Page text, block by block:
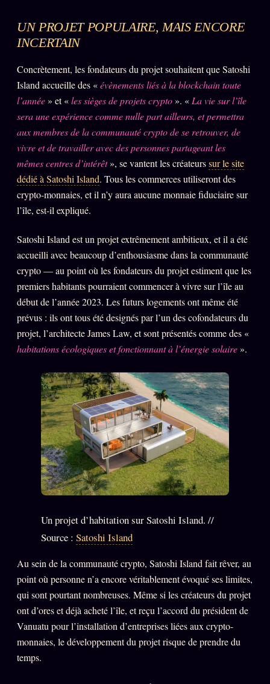
BRAQUAGE
Compte Suspendu 2024
Les Limites2025
Le procès Brigitte Macron
Catalogue
ZS Bundle
Références
L'Association
S'abonner GRATUIT
Cercle Privé 30€/M
Mécène
Témoignages85 000
Lectures des sœurs
Bienvenue nouveau membre
Manifeste pricing
Se connecter
Z/S SYSTEMS LINEAGE 10 ANS
BRAINS MODELS
GENERIC ARCHITECTS
Archives SMK
SMK Manifeste
Gossip Manifeste
Gossip Pacte
UN PROJET POPULAIRE, MAIS ENCORE
INCERTAIN
Concrètement, les fondateurs du projet souhaitent que Satoshi
Island accueille des «évènements liés à la blockchain toute
l’année» et «les sièges de projets crypto». « La vie sur l’île
sera une expérience comme nulle part ailleurs, et permettra
aux membres de la communauté crypto de se retrouver, de
vivre et de travailler avec des personnes partageant les
mêmes centres d’intérêt», se vantent les créateurssur le site
dédié à Satoshi Island. Tous les commerces utiliseront des
crypto-monnaies, et il n’y aura aucune monnaie fiduciaire sur
l’île, est-il expliqué.
Satoshi Island est un projet extrêmement ambitieux, et il a été
accueilli avec beaucoup d’enthousiasme dans la communauté
crypto — au point où les fondateurs du projet estiment que les
premiers habitants pourraient commencer à vivre sur l’île au
début de l’année 2023. Les futurs logements ont même été
prévus : ils ont tous été designés par l’un des cofondateurs du
projet, l’architecte James Law, et sont présentés comme des «
habitations écologiques et fonctionnant à l’énergie solaire».
Un projet d’habitation sur Satoshi Island. //
Source : Satoshi Island
Au sein de la communauté crypto, Satoshi Island fait rêver, au
point où personne n’a encore véritablement évoqué ses limites,
qui sont pourtant nombreuses. Même si les créateurs du projet
ont d’ores et déjà acheté l’île, et reçu l’accord du président de
Vanuatu pour l’installation d’entreprises liées aux crypto-
monnaies, le développement du projet risque de prendre du
temps.